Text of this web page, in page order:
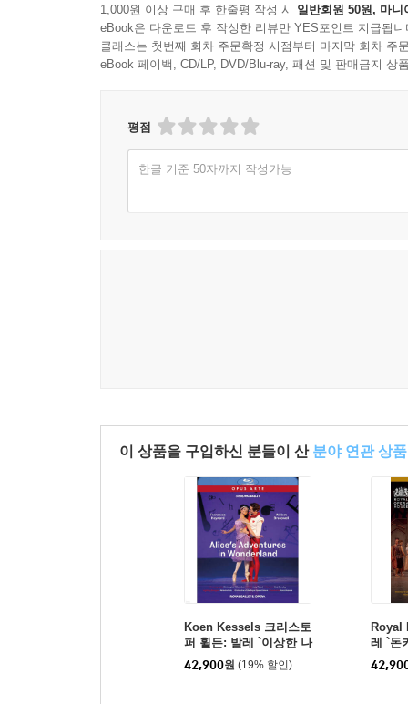
1,000원 이상 구매 후 한줄평 작성 시 일반회원 50원, 마니
eBook은 다운로드 후 작성한 리뷰만 YES포인트 지급됩니
클래스는 첫번째 회차 주문확정 시점부터 마지막 회차 주
eBook 페이백, CD/LP, DVD/Blu-ray, 패션 및 판매금지 상
평점
한글 기준 50자까지 작성가능
이 상품을 구입하신 분들이 산 분야 연관 상품
Koen Kessels 크리스토
퍼 휠든: 발레 `이상한 나
라의 앨리스` (Talbot: Ali
ce's Adventures In Wo
42,900원 (19% 할인)
Royal
레 `돈
Don